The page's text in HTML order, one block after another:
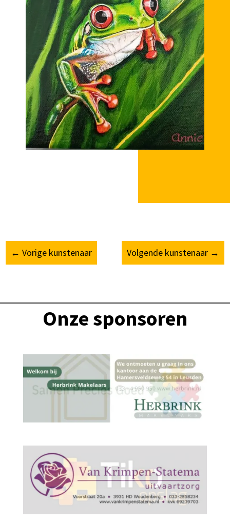
←Vorige kunstenaar Volgende kunstenaar→
Onze sponsoren